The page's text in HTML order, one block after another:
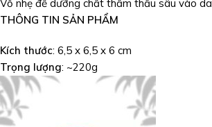
Vỗ nhẹ để dưỡng chất thẩm thấu sâu vào da
THÔNG TIN SẢN PHẨM
Kích thước: 6,5 x 6,5 x 6 cm
Trọng lượng: ~220g